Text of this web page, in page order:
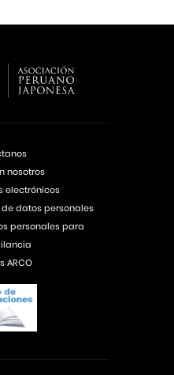
nosotros
electrónicos
datos personales
personales para
ARCO